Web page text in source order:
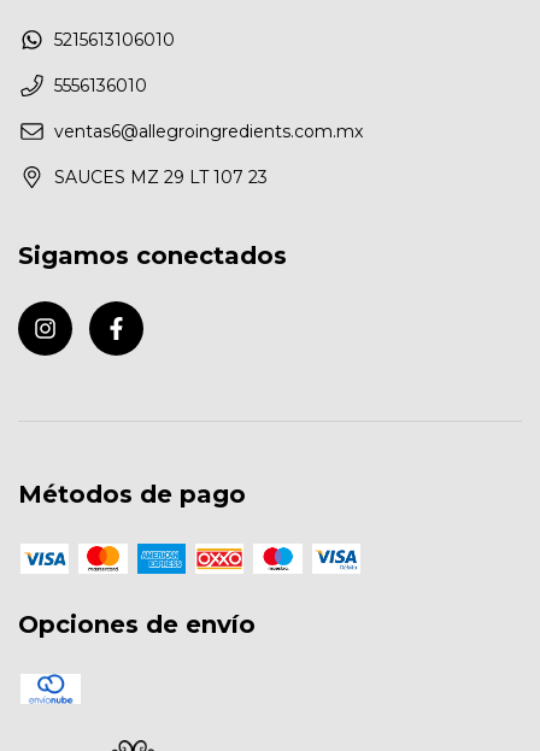
5215613106010
5556136010
ventas6@allegroingredients.com.mx
SAUCES MZ 29 LT 107 23
Sigamos conectados
Métodos de pago
Opciones de envío